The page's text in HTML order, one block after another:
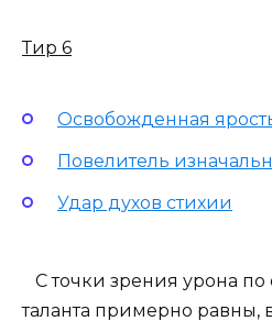
Тир 6
Освобожденная
Повелитель
Удар духов стихии
С точки зрения урона
таланта примерно равны,